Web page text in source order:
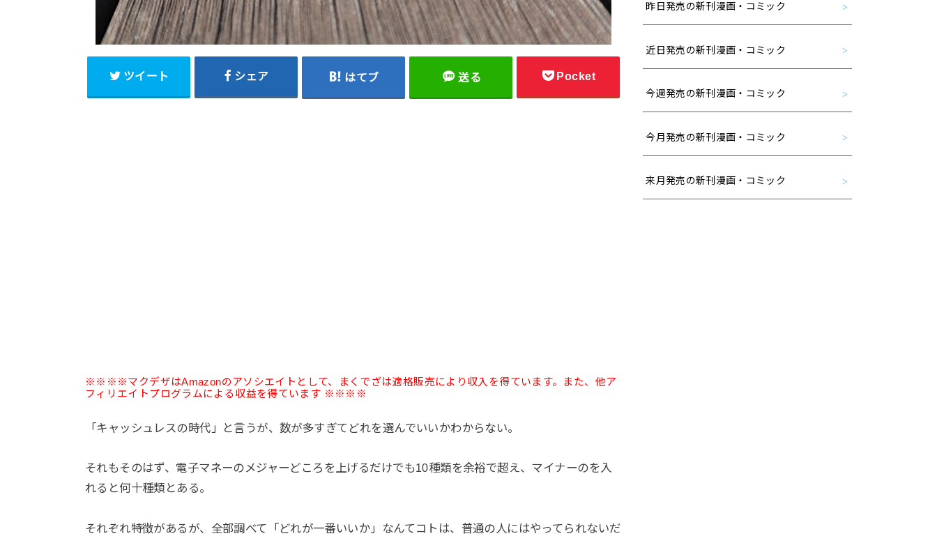
ツイート シェア はてブ 送る Pocket
※※※※マクデザはAmazonのアソシエイトとして、まくでざは適格販売により収入を得ています。また、他ア
フィリエイトプログラムによる収益を得ています ※※※※
「キャッシュレスの時代」と言うが、数が多すぎてどれを選んでいいかわからない。
それもそのはず、電子マネーのメジャーどころを上げるだけでも10種類を余裕で超え、マイナーのを入
れると何十種類とある。
それぞれ特徴があるが、全部調べて「どれが一番いいか」なんてコトは、普通の人にはやってられないだ
昨日発売の新刊漫画・コミック
近日発売の新刊漫画・コミック
今週発売の新刊漫画・コミック
今月発売の新刊漫画・コミック
来月発売の新刊漫画・コミック